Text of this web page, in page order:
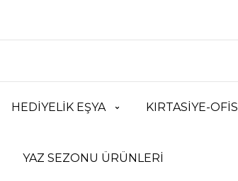
HEDİYELİK EŞYA KIRTASİYE-OFİS
YAZ SEZONU ÜRÜNLERİ